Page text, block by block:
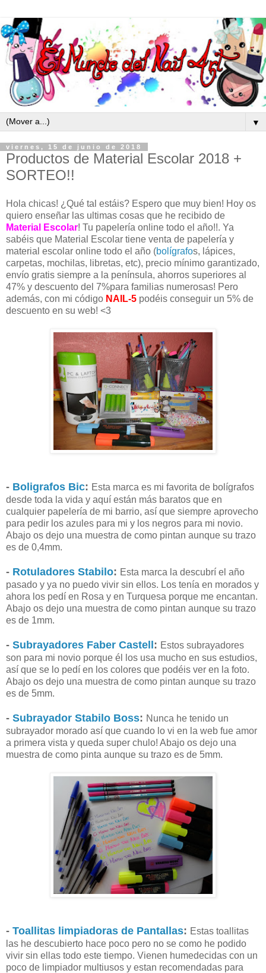
▼
viernes, 15 de junio de 2018
Productos de Material Escolar 2018 +
SORTEO!!
Hola chicas! ¿Qué tal estáis? Espero que muy bien! Hoy os
quiero enseñar las ultimas cosas que he recibido de
Material Escolar! Tu papelería online todo el año!!. Ya
sabéis que Material Escolar tiene venta de papelería y
material escolar online todo el año (bolígrafos, lápices,
carpetas, mochilas, libretas, etc), precio mínimo garantizado,
envío gratis siempre a la península, ahorros superiores al
47% y descuento del 7%para familias numerosas! Pero
además, con mi código NAIL-5 podéis conseguir un 5% de
descuento en su web! <3
- Boligrafos Bic: Esta marca es mi favorita de bolígrafos
desde toda la vida y aquí están más baratos que en
cualquier papelería de mi barrio, así que siempre aprovecho
para pedir los azules para mi y los negros para mi novio.
Abajo os dejo una muestra de como pintan aunque su trazo
es de 0,4mm.
- Rotuladores Stabilo: Esta marca la descubrí el año
pasado y ya no puedo vivir sin ellos. Los tenía en morados y
ahora los pedí en Rosa y en Turquesa porque me encantan.
Abajo os dejo una muestra de como pintan aunque su trazo
es de 1mm.
- Subrayadores Faber Castell: Estos subrayadores
son para mi novio porque él los usa mucho en sus estudios,
así que se lo pedí en los colores que podéis ver en la foto.
Abajo os dejo una muestra de como pintan aunque su trazo
es de 5mm.
- Subrayador Stabilo Boss: Nunca he tenido un
subrayador morado así que cuando lo vi en la web fue amor
a primera vista y queda super chulo! Abajo os dejo una
muestra de como pinta aunque su trazo es de 5mm.
- Toallitas limpiadoras de Pantallas: Estas toallitas
las he descubierto hace poco pero no se como he podido
vivir sin ellas todo este tiempo. Vienen humedecidas con un
poco de limpiador multiusos y estan recomendadas para